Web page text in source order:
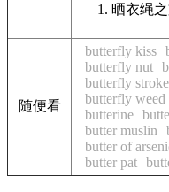
晒衣绳
随便看
butterfly kiss
butterfly nut
butterfly stroke
butterfly weed
butterine
butter muslin
butter of
butter pat